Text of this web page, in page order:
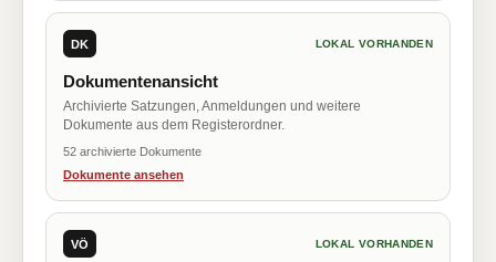
DK LOKAL VORHANDEN
Dokumentenansicht
Archivierte Satzungen, Anmeldungen und weitere
Dokumente aus dem Registerordner.
52 archivierte Dokumente
Dokumente ansehen
VÖ LOKAL VORHANDEN